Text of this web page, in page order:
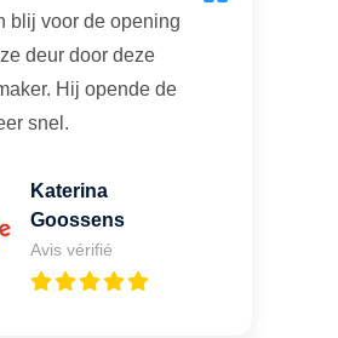
blij voor de opening
deur door deze
Hij opende de
snel.
Katerina
Goossens
Avis vérifié